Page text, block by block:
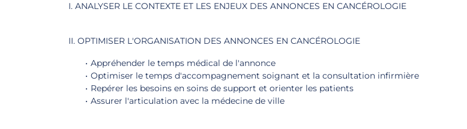
I. ANALYSER LE CONTEXTE ET LES ENJEUX DES ANNONCES EN CANCÉROLOGIE
II. OPTIMISER L'ORGANISATION DES ANNONCES EN CANCÉROLOGIE
Appréhender le temps médical de l'annonce
Optimiser le temps d'accompagnement soignant et la consultation infirmière
Repérer les besoins en soins de support et orienter les patients
Assurer l'articulation avec la médecine de ville